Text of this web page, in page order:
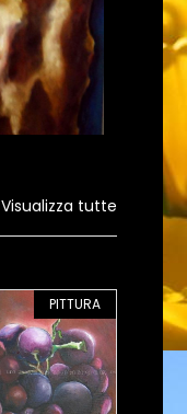
Visualizza tutte
PITTURA